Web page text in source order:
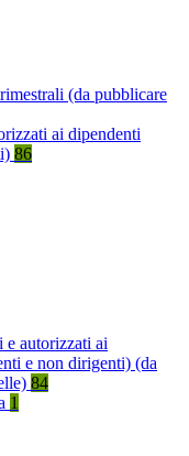
(da pubblicare
ai dipendenti
86
autorizzati ai
e non dirigenti) (da
84
1